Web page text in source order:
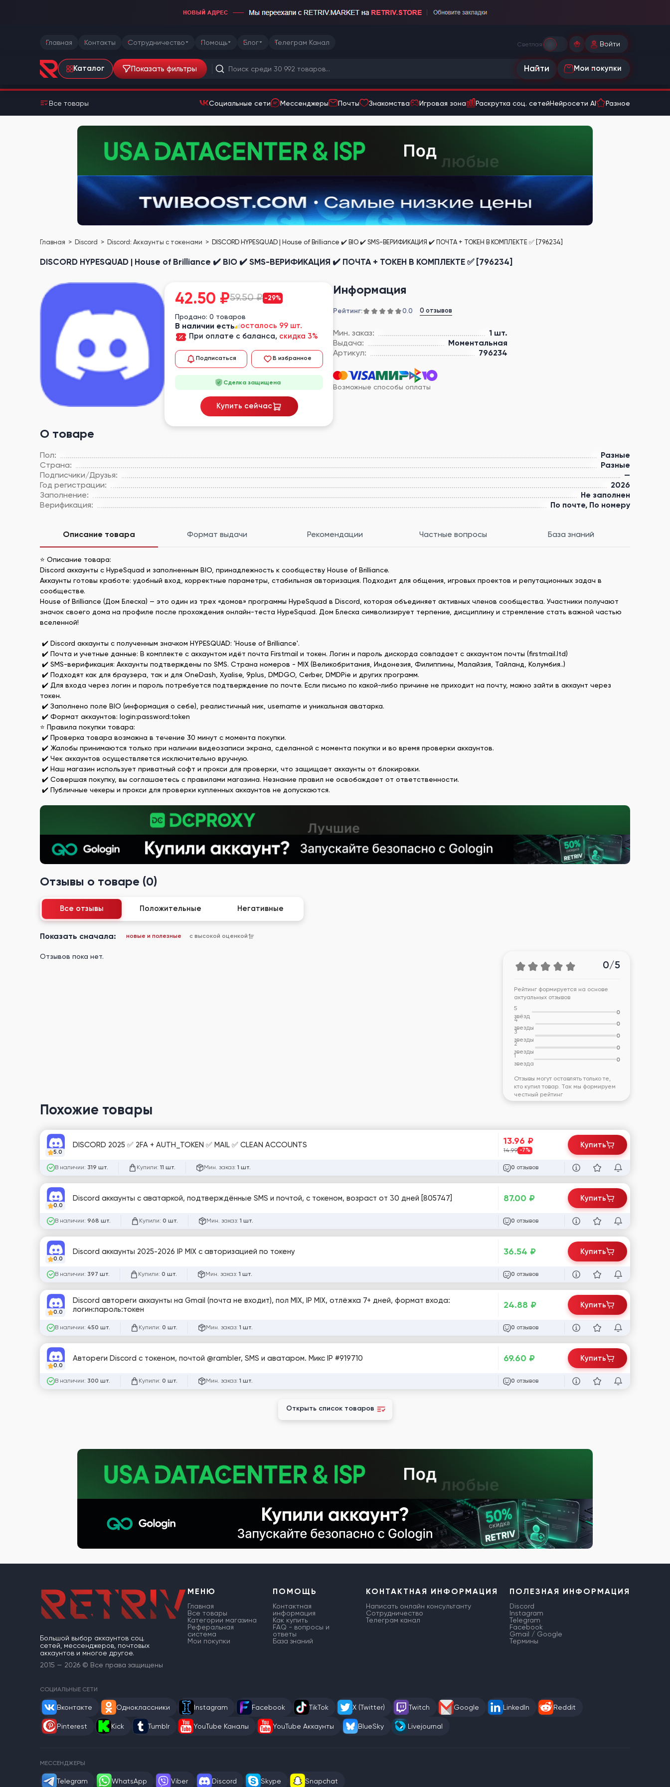
Главная Контакты Сотрудничество Помощь Блог Телеграм Канал Светлая Войти
Каталог Показать фильтры Найти Мои покупки
Все товары Социальные сети Мессенджеры Почты Знакомства Игровая зона Раскрутка соц. сетейНейросети AI Разное
Главная Discord Discord: Аккаунты с токенами DISCORD HYPESQUAD | House of Brilliance ✔️ BIO ✔️ SMS-ВЕРИФИКАЦИЯ ✔️ ПОЧТА + ТОКЕН В КОМПЛЕКТЕ ✅ [796234]
DISCORD HYPESQUAD | House of Brilliance ✔️ BIO ✔️ SMS-ВЕРИФИКАЦИЯ ✔️ ПОЧТА + ТОКЕН В КОМПЛЕКТЕ ✅ [796234]
Информация
Рейтинг: 0.0 0 отзывов
Мин. заказ:
1 шт.
Выдача:
Моментальная
Артикул:
796234
Возможные способы оплаты
О товаре
Пол:
Разные
Страна:
Разные
Подписчики/Друзья:
—
Год регистрации:
2026
Заполнение:
Не заполнен
Верификация:
По почте, По номеру
42.50 ₽59.50 ₽ -29%
Продано: 0 товаров
В наличии есть
осталось 99 шт.
При оплате с баланса, скидка 3%
Подписаться В избранное
Сделка защищена
Купить сейчас
Описание товара Формат выдачи Рекомендации Частные вопросы База знаний
⭐ Описание товара:
Discord аккаунты с HypeSquad и заполненным BIO, принадлежность к сообществу House of Brilliance.
Аккаунты готовы кработе: удобный вход, корректные параметры, стабильная авторизация. Подходит для общения, игровых проектов и репутационных задач в
сообществе.
House of Brilliance (Дом Блеска) — это один из трех «домов» программы HypeSquad в Discord, которая объединяет активных членов сообщества. Участники получают
значок своего дома на профиле после прохождения онлайн-теста HypeSquad. Дом Блеска символизирует терпение, дисциплину и стремление стать важной частью
вселенной!
✔️ Discord аккаунты с полученным значком HYPESQUAD: 'House of Brilliance'.
✔️ Почта и учетные данные: В комплекте с аккаунтом идёт почта Firstmail и токен. Логин и пароль дискорда совпадает с аккаунтом почты (firstmail.ltd)
✔️ SMS-верификация: Аккаунты подтверждены по SMS. Страна номеров - MIX (Великобритания, Индонезия, Филиппины, Малайзия, Тайланд, Колумбия..)
✔️ Подходят как для браузера, так и для OneDash, Xyalise, 9plus, DMDGO, Cerber, DMDPie и других программ.
✔️ Для входа через логин и пароль потребуется подтверждение по почте. Если письмо по какой-либо причине не приходит на почту, можно зайти в аккаунт через
токен.
✔️ Заполнено поле BIO (информация о себе), реалистичный ник, username и уникальная аватарка.
✔️ Формат аккаунтов: login:password:token
⭐ Правила покупки товара:
✔️ Проверка товара возможна в течение 30 минут с момента покупки.
✔️ Жалобы принимаются только при наличии видеозаписи экрана, сделанной с момента покупки и во время проверки аккаунтов.
✔️ Чек аккаунтов осуществляется исключительно вручную.
✔️ Наш магазин использует приватный софт и прокси для проверки, что защищает аккаунты от блокировки.
✔️ Совершая покупку, вы соглашаетесь с правилами магазина. Незнание правил не освобождает от ответственности.
✔️ Публичные чекеры и прокси для проверки купленных аккаунтов не допускаются.
Отзывы о товаре (0)
Все отзывы Положительные Негативные
Показать сначала: новые и полезные с высокой оценкой
Отзывов пока нет.
0/5
Рейтинг формируется на основе
актуальных отзывов
5
звёзд
0
4
звезды
0
3
звезды
0
2
звезды
0
1
звезда
0
Отзывы могут оставлять только те,
кто купил товар. Так мы формируем
честный рейтинг
Похожие товары
5.0
DISCORD 2025 ✅ 2FA + AUTH_TOKEN ✅ MAIL ✅ CLEAN ACCOUNTS
В наличии: 319 шт. Купили: 11 шт. Мин. заказ: 1 шт.
13.96 ₽
14.99 -7%
0 отзывов
Купить
0.0
Discord аккаунты с аватаркой, подтверждённые SMS и почтой, с токеном, возраст от 30 дней [805747]
В наличии: 968 шт. Купили: 0 шт. Мин. заказ: 1 шт.
87.00 ₽
0 отзывов
Купить
0.0
Discord аккаунты 2025-2026 IP MIX с авторизацией по токену
В наличии: 397 шт. Купили: 0 шт. Мин. заказ: 1 шт.
36.54 ₽
0 отзывов
Купить
0.0
Discord автореги аккаунты на Gmail (почта не входит), пол MIX, IP MIX, отлёжка 7+ дней, формат входа:
логин:пароль:токен
В наличии: 450 шт. Купили: 0 шт. Мин. заказ: 1 шт.
24.88 ₽
0 отзывов
Купить
0.0
Автореги Discord с токеном, почтой @rambler, SMS и аватаром. Микс IP #919710
В наличии: 300 шт. Купили: 0 шт. Мин. заказ: 1 шт.
69.60 ₽
0 отзывов
Купить
Открыть список товаров
Большой выбор аккаунтов соц.
сетей, мессенджеров, почтовых
аккаунтов и многое другое.
2015 — 2026 © Все права защищены
МЕНЮ
Главная
Все товары
Категории магазина
Реферальная
система
Мои покупки
ПОМОЩЬ
Контактная
информация
Как купить
FAQ - вопросы и
ответы
База знаний
КОНТАКТНАЯ ИНФОРМАЦИЯ
Написать онлайн консультанту
Сотрудничество
Телеграм канал
ПОЛЕЗНАЯ ИНФОРМАЦИЯ
Discord
Instagram
Telegram
Facebook
Gmail / Google
Термины
СОЦИАЛЬНЫЕ СЕТИ
Вконтакте Одноклассники Instagram Facebook TikTok X (Twitter) Twitch Google LinkedIn Reddit
Pinterest Kick Tumblr YouTube Каналы YouTube Аккаунты BlueSky Livejournal
МЕССЕНДЖЕРЫ
Telegram WhatsApp Viber Discord Skype Snapchat